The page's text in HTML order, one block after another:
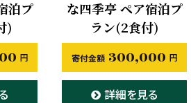
泊プ
)
な四季亭 ペア宿泊プ
ラン(2食付)
300,000
詳細を見る